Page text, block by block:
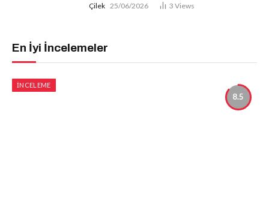
Çilek 25/06/2026 3 Views
En İyi İncelemeler
8.5
İNCELEME